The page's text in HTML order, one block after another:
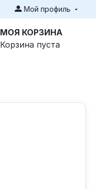
Мой профиль
МОЯ КОРЗИНА
Корзина пуста